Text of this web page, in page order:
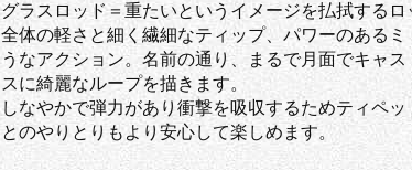
グラスロッド＝重たいというイメージを払拭するロ
全体の軽さと細く繊細なティップ、パワーのある
うなアクション。名前の通り、まるで月面でキャ
スに綺麗なループを描きます。
しなやかで弾力があり衝撃を吸収するためティペ
とのやりとりもより安心して楽しめます。